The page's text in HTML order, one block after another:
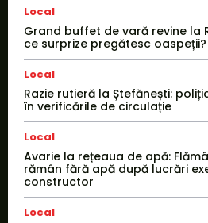
Local
Grand buffet de vară revine la
ce surprize pregătesc oaspeții?
Local
Razie rutieră la Ștefănești:
în verificările de circulație
Local
Avarie la rețeaua de apă:
rămân fără apă după lucrări
constructor
Local